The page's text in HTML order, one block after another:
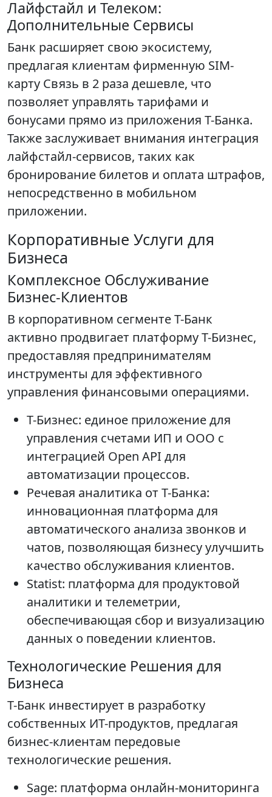
Лайфстайл и Телеком:
Дополнительные Сервисы
Банк расширяет свою экосистему,
предлагая клиентам фирменную SIM-
карту Связь в 2 раза дешевле, что
позволяет управлять тарифами и
бонусами прямо из приложения Т-Банка.
Также заслуживает внимания интеграция
лайфстайл-сервисов, таких как
бронирование билетов и оплата штрафов,
непосредственно в мобильном
приложении.
Корпоративные Услуги для
Бизнеса
Комплексное Обслуживание
Бизнес-Клиентов
В корпоративном сегменте Т-Банк
активно продвигает платформу Т-Бизнес,
предоставляя предпринимателям
инструменты для эффективного
управления финансовыми операциями.
Т-Бизнес: единое приложение для
управления счетами ИП и ООО с
интеграцией Open API для
автоматизации процессов.
Речевая аналитика от Т-Банка:
инновационная платформа для
автоматического анализа звонков и
чатов, позволяющая бизнесу улучшить
качество обслуживания клиентов.
Statist: платформа для продуктовой
аналитики и телеметрии,
обеспечивающая сбор и визуализацию
данных о поведении клиентов.
Технологические Решения для
Бизнеса
Т-Банк инвестирует в разработку
собственных ИТ-продуктов, предлагая
бизнес-клиентам передовые
технологические решения.
Sage: платформа онлайн-мониторинга